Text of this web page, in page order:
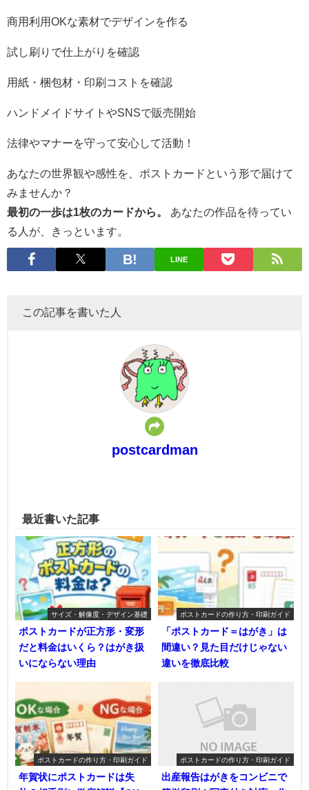
商用利用OKな素材でデザインを作る
試し刷りで仕上がりを確認
用紙・梱包材・印刷コストを確認
ハンドメイドサイトやSNSで販売開始
法律やマナーを守って安心して活動！
あなたの世界観や感性を、ポストカードという形で届けて
みませんか？
最初の一歩は1枚のカードから。
あなたの作品を待ってい
る人が、きっといます。
LINE
この記事を書いた人
postcardman
最近書いた記事
サイズ・解像度・デザイン基礎
ポストカードが正方形・変形
だと料金はいくら？はがき扱
いにならない理由
ポストカードの作り方・印刷ガイド
「ポストカード＝はがき」は
間違い？見た目だけじゃない
違いを徹底比較
ポストカードの作り方・印刷ガイド
年賀状にポストカードは失
ポストカードの作り方・印刷ガイド
出産報告はがきをコンビニで